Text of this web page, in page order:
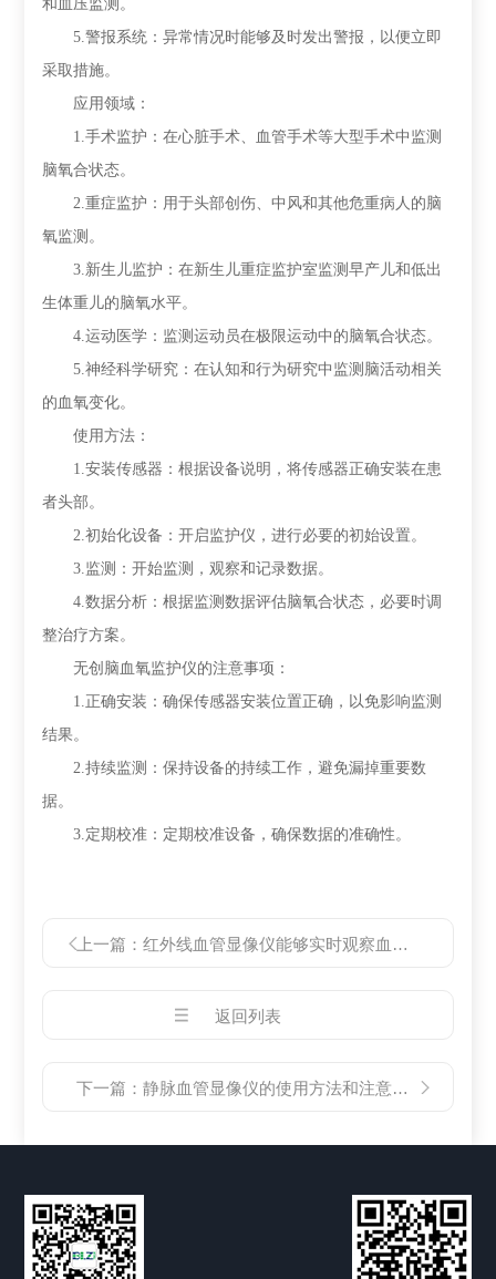
和血压监测。
5.警报系统：异常情况时能够及时发出警报，以便立即
采取措施。
应用领域：
1.手术监护：在心脏手术、血管手术等大型手术中监测
脑氧合状态。
2.重症监护：用于头部创伤、中风和其他危重病人的脑
氧监测。
3.新生儿监护：在新生儿重症监护室监测早产儿和低出
生体重儿的脑氧水平。
4.运动医学：监测运动员在极限运动中的脑氧合状态。
5.神经科学研究：在认知和行为研究中监测脑活动相关
的血氧变化。
使用方法：
1.安装传感器：根据设备说明，将传感器正确安装在患
者头部。
2.初始化设备：开启监护仪，进行必要的初始设置。
3.监测：开始监测，观察和记录数据。
4.数据分析：根据监测数据评估脑氧合状态，必要时调
整治疗方案。
无创脑血氧监护仪的注意事项：
1.正确安装：确保传感器安装位置正确，以免影响监测
结果。
2.持续监测：保持设备的持续工作，避免漏掉重要数
据。
3.定期校准：定期校准设备，确保数据的准确性。
上一篇：红外线血管显像仪能够实时观察血管的动态变化
返回列表
下一篇：静脉血管显像仪的使用方法和注意事项